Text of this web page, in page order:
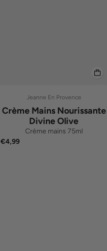
Jeanne En Provence
Crème Mains Nourissante
Divine Olive
Crème mains 75ml
€4,99